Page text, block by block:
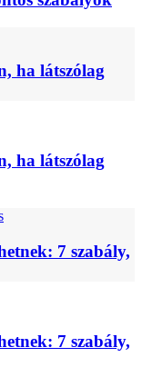
ha látszólag
ha látszólag
7 szabály,
7 szabály,